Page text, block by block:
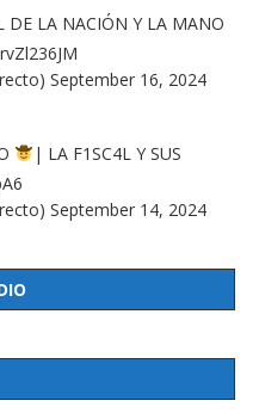
DE LA NACIÓN Y LA MANO
September 16, 2024
| LA F1SC4L Y SUS
September 14, 2024